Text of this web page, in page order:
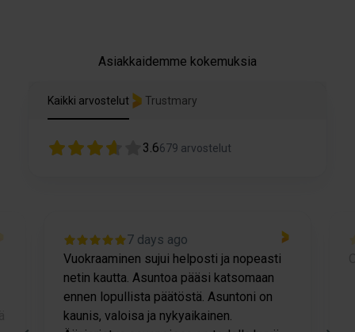
Tampere on Suomen toiseksi suurin kaupunki
työmahdollisuuksia. Kaupungissa on
monipuolinen kulttuuritarjonta sisältäen
useita museoita, teattereita, festivaaleja ja
Millaiset liikenneyhteydet
Tampereella on?
Tampereella on hyvät julkisen liikenteen
yhteydet ja paikasta toiseen pääsee
Asiakkaidemme kokemuksia
Kaikki arvostelut Trustmary
3.6679 arvostelut
7 days ago
Vuokraaminen sujui helposti ja nopeasti
netin kautta. Asuntoa pääsi katsomaan
ennen lopullista päätöstä. Asuntoni on
kaunis, valoisa ja nykyaikainen.